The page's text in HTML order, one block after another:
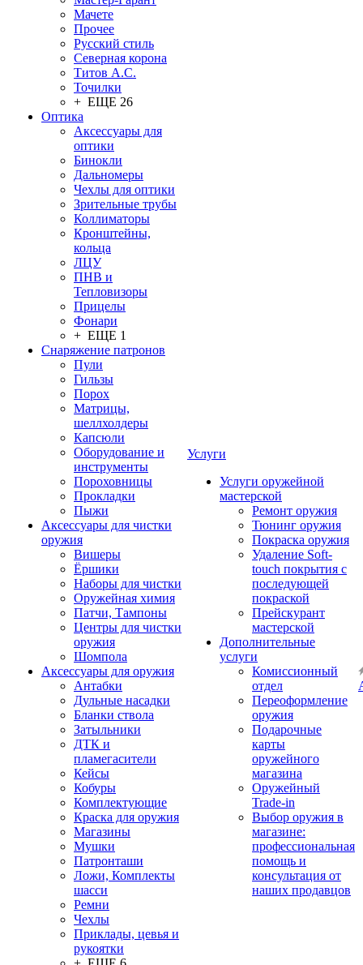
Мачете
Прочее
Русский стиль
Северная корона
Титов А.С.
Точилки
+ ЕЩЕ 26
Оптика
Аксессуары для
оптики
Бинокли
Дальномеры
Чехлы для оптики
Зрительные трубы
Коллиматоры
Кронштейны,
кольца
ЛЦУ
ПНВ и
Тепловизоры
Прицелы
Фонари
+ ЕЩЕ 1
Снаряжение патронов
Пули
Гильзы
Порох
Матрицы,
шеллхолдеры
Капсюли
Оборудование и
инструменты
Пороховницы
Прокладки
Пыжи
Аксессуары для чистки
оружия
Вишеры
Ёршики
Наборы для чистки
Оружейная химия
Патчи, Тампоны
Центры для чистки
оружия
Шомпола
Аксессуары для оружия
Антабки
Дульные насадки
Бланки ствола
Затыльники
ДТК и
пламегасители
Кейсы
Кобуры
Комплектующие
Краска для оружия
Магазины
Мушки
Патронташи
Ложи, Комплекты
шасси
Ремни
Чехлы
Приклады, цевья и
рукоятки
Услуги
Услуги оружейной
мастерской
Ремонт оружия
Тюнинг оружия
Покраска оружия
Удаление Soft-
touch покрытия с
последующей
покраской
Прейскурант
мастерской
Дополнительные
услуги
Комиссионный
отдел
Переоформление
оружия
Подарочные
карты
оружейного
магазина
Оружейный
Trade-in
Выбор оружия в
магазине:
профессиональная
помощь и
консультация от
наших продавцов